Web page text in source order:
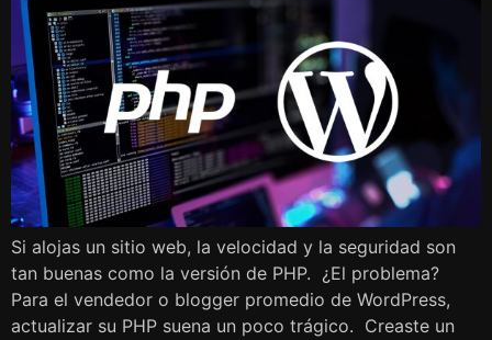
Si alojas un sitio web, la velocidad y la seguridad son
tan buenas como la versión de PHP. ¿El problema?
Para el vendedor o blogger promedio de WordPress,
actualizar su PHP suena un poco trágico. Creaste un